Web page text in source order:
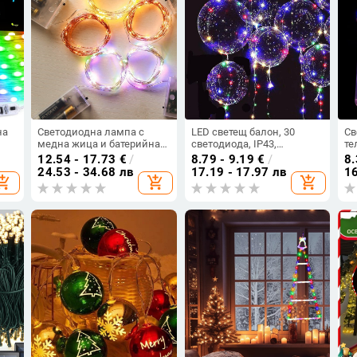
Светодиодна лампа с
медна жица и батерийна
кутия за украса на букети
и торти; декоративна
светлинна нишка за
Коледа, празници и стая
12.54 - 17.73 € /
24.53 - 34.68 лв
add_shopping_cart
LED светещ балон, 30
светодиода, IP43,
захранване от батерия,
входно напрежение ≤36V,
ръчен превключвател
8.79 - 9.19 € /
17.19 - 17.97 лв
add_shopping_cart
м,